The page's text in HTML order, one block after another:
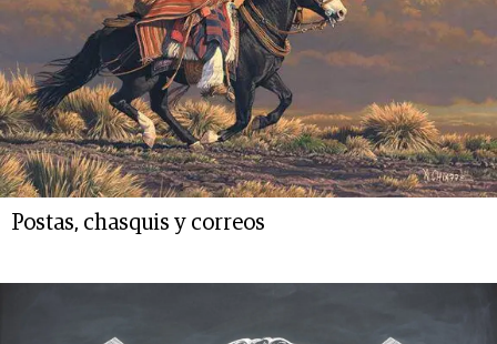
Postas, chasquis y correos